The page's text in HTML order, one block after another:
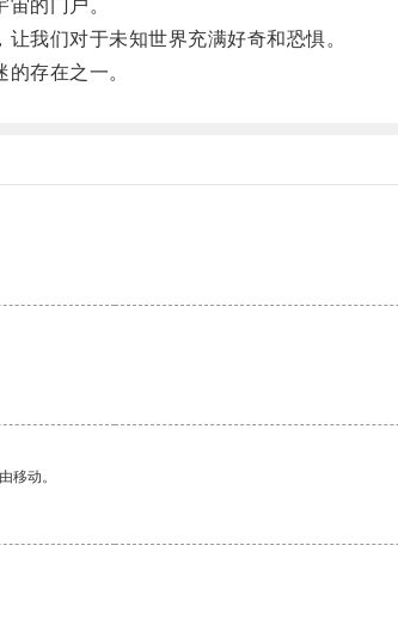
的门户。
我们对于未知世界充满好奇和恐惧。
存在之一。
移动。